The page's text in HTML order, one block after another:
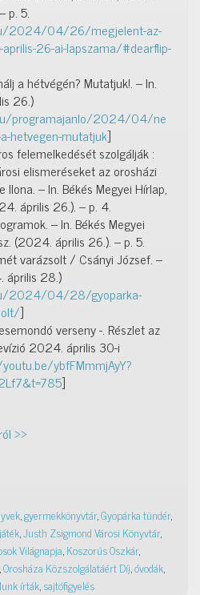
p. 5.
2024/04/26/megjelent-az-
26-ai-lapszama/#dearflip-
a hétvégén? Mutatjuk!. – In.
26.)
programajanlo/2024/04/ne
hetvegen-mutatjuk]
felemelkedését szolgálják :
elismeréseket az orosházi
– In. Békés Megyei Hírlap,
április 26.). – p. 4.
– In. Békés Megyei
(2024. április 26.). – p. 5.
varázsolt / Csányi József. –
április 28.)
2024/04/28/gyoparka-
]
verseny -. Részlet az
2024. április 30-i
ybfFMmmjAyY?
]
>>
,gyermekkönyvtár,Gyopárka tündér,
játék,Justh Zsigmond Városi Könyvtár,
Világnapja,Koszorús Oszkár,
,Orosháza Közszolgálatáért Díj,óvodák,
írták,sajtófigyelés